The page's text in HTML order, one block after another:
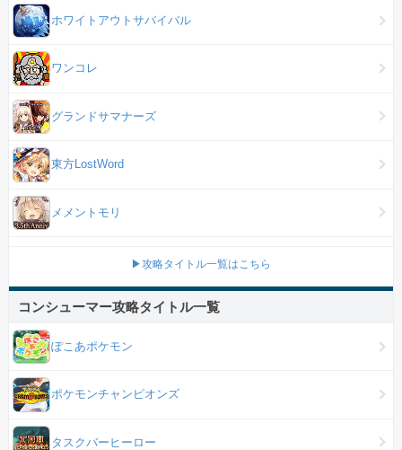
ホワイトアウトサバイバル
ワンコレ
グランドサマナーズ
東方LostWord
メメントモリ
▶攻略タイトル一覧はこちら
コンシューマー攻略タイトル一覧
ぽこあポケモン
ポケモンチャンピオンズ
タスクバーヒーロー